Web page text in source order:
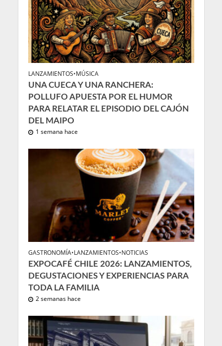
LANZAMIENTOS•MÚSICA
UNA CUECA Y UNA RANCHERA:
POLLUFO APUESTA POR EL HUMOR
PARA RELATAR EL EPISODIO DEL CAJÓN
DEL MAIPO
1 semana hace
GASTRONOMÍA•LANZAMIENTOS•NOTICIAS
EXPOCAFÉ CHILE 2026: LANZAMIENTOS,
DEGUSTACIONES Y EXPERIENCIAS PARA
TODA LA FAMILIA
2 semanas hace